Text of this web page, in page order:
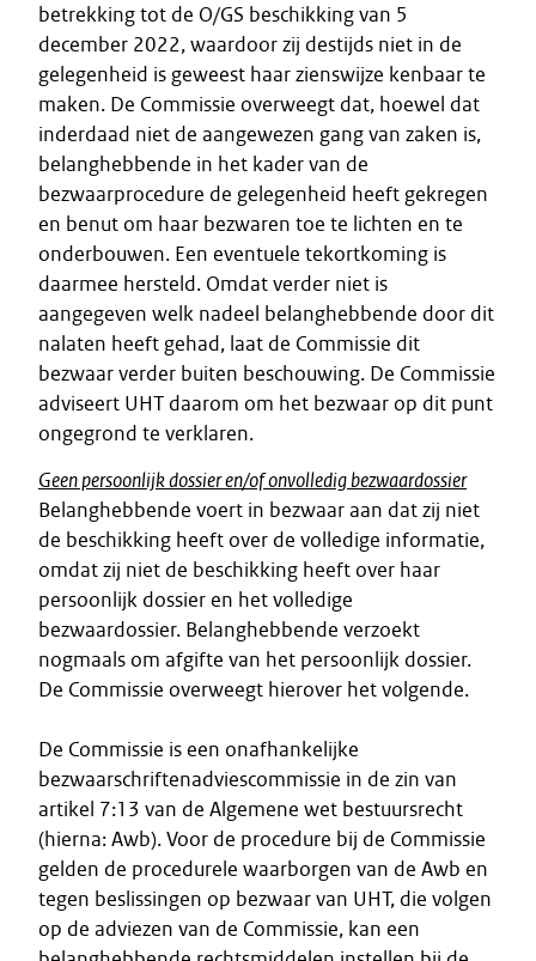
betrekking tot de O/GS beschikking van 5
december 2022, waardoor zij destijds niet in de
gelegenheid is geweest haar zienswijze kenbaar te
maken. De Commissie overweegt dat, hoewel dat
inderdaad niet de aangewezen gang van zaken is,
belanghebbende in het kader van de
bezwaarprocedure de gelegenheid heeft gekregen
en benut om haar bezwaren toe te lichten en te
onderbouwen. Een eventuele tekortkoming is
daarmee hersteld. Omdat verder niet is
aangegeven welk nadeel belanghebbende door dit
nalaten heeft gehad, laat de Commissie dit
bezwaar verder buiten beschouwing. De Commissie
adviseert UHT daarom om het bezwaar op dit punt
ongegrond te verklaren.
Geen persoonlijk dossier en/of onvolledig bezwaardossier
Belanghebbende voert in bezwaar aan dat zij niet
de beschikking heeft over de volledige informatie,
omdat zij niet de beschikking heeft over haar
persoonlijk dossier en het volledige
bezwaardossier. Belanghebbende verzoekt
nogmaals om afgifte van het persoonlijk dossier.
De Commissie overweegt hierover het volgende.
De Commissie is een onafhankelijke
bezwaarschriftenadviescommissie in de zin van
artikel 7:13 van de Algemene wet bestuursrecht
(hierna: Awb). Voor de procedure bij de Commissie
gelden de procedurele waarborgen van de Awb en
tegen beslissingen op bezwaar van UHT, die volgen
op de adviezen van de Commissie, kan een